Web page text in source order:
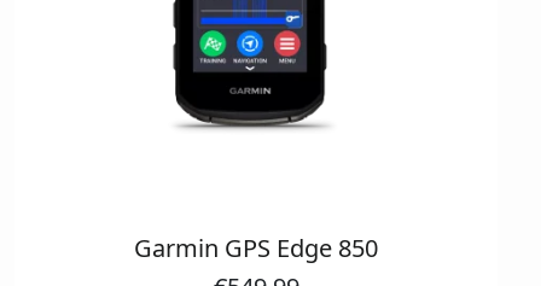
Garmin GPS Edge 850